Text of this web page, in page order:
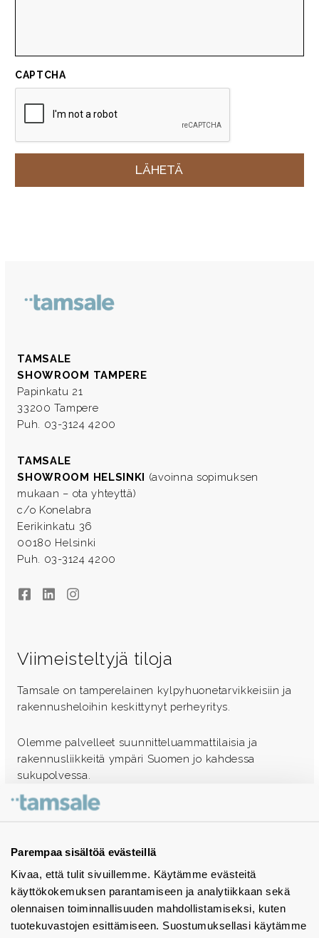
Parempaa sisältöä evästeillä
Kivaa, että tulit sivuillemme. Käytämme evästeitä
käyttökokemuksen parantamiseen ja analytiikkaan sekä
olennaisen toiminnallisuuden mahdollistamiseksi, kuten
tuotekuvastojen esittämiseen. Suostumuksellasi käytämme
CAPTCHA
TAMSALE
SHOWROOM TAMPERE
Papinkatu 21
33200 Tampere
Puh. 03-3124 4200
TAMSALE
SHOWROOM HELSINKI (avoinna sopimuksen
mukaan – ota yhteyttä)
c/o Konelabra
Eerikinkatu 36
00180 Helsinki
Puh. 03-3124 4200
FacebookLinkedInInstagram
Viimeisteltyjä tiloja
Tamsale on tamperelainen kylpyhuonetarvikkeisiin ja
rakennusheloihin keskittynyt perheyritys.
Olemme palvelleet suunnitteluammattilaisia ja
rakennusliikkeitä ympäri Suomen jo kahdessa
sukupolvessa.
Ota yhteyttä - autamme mielellämme
Tuotekuvastot
Instagram
BIM-objektit
Yhteystiedot